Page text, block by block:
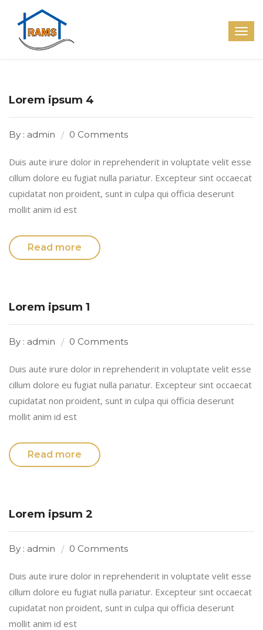
Lorem ipsum 4
By : admin 0 Comments
Duis aute irure dolor in reprehenderit in voluptate velit esse
cillum dolore eu fugiat nulla pariatur. Excepteur sint occaecat
cupidatat non proident, sunt in culpa qui officia deserunt
mollit anim id est
Read more
Lorem ipsum 1
By : admin 0 Comments
Duis aute irure dolor in reprehenderit in voluptate velit esse
cillum dolore eu fugiat nulla pariatur. Excepteur sint occaecat
cupidatat non proident, sunt in culpa qui officia deserunt
mollit anim id est
Read more
Lorem ipsum 2
By : admin 0 Comments
Duis aute irure dolor in reprehenderit in voluptate velit esse
cillum dolore eu fugiat nulla pariatur. Excepteur sint occaecat
cupidatat non proident, sunt in culpa qui officia deserunt
mollit anim id est